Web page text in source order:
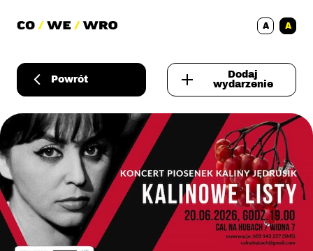
A A
Powrót
Dodaj
wydarzenie